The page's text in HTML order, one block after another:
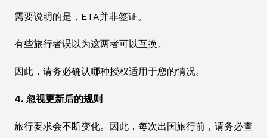
需要说明的是，ETA并非签证。
有些旅行者误以为这两者可以互换。
因此，请务必确认哪种授权适用于您的情况。
4. 忽视更新后的规则
旅行要求会不断变化。因此，每次出国旅行前，请务必查